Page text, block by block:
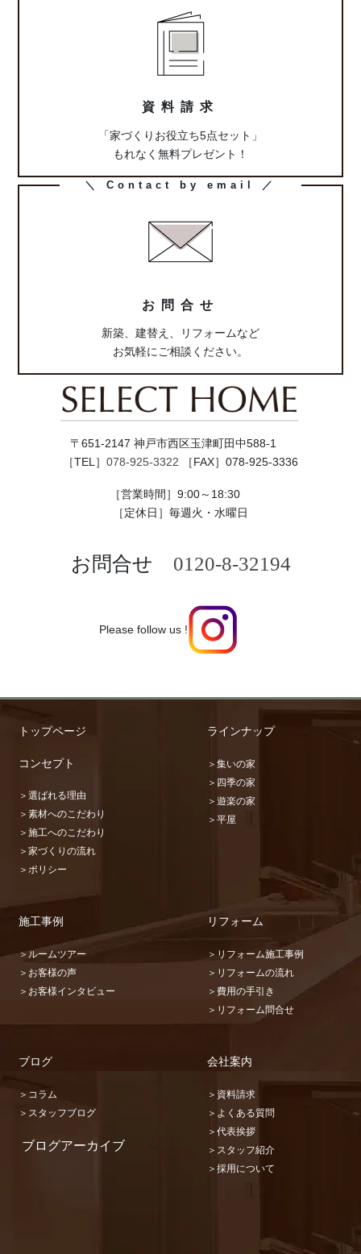
資料請求
「家づくりお役立ち5点セット」
もれなく無料プレゼント！
カ
＼ Contact by email ／
お問合せ
新築、建替え、リフォームなど
お気軽にご相談ください。
〒651-2147 神戸市西区玉津町田中588-1
［TEL］ 078-925-3322 ［FAX］078-925-3336
［営業時間］9:00～18:30
［定休日］毎週火・水曜日
お問合せ 0120-8-32194
Please follow us !
トップページ
コンセプト
＞選ばれる理由
＞素材へのこだわり
＞施工へのこだわり
＞家づくりの流れ
＞ポリシー
ラインナップ
＞集いの家
＞四季の家
＞遊楽の家
＞平屋
施工事例
＞ルームツアー
＞お客様の声
＞お客様インタビュー
リフォーム
＞リフォーム施工事例
＞リフォームの流れ
＞費用の手引き
＞リフォーム問合せ
ブログ
＞コラム
＞スタッフブログ
ブログアーカイブ
会社案内
＞資料請求
＞よくある質問
＞代表挨拶
＞スタッフ紹介
＞採用について